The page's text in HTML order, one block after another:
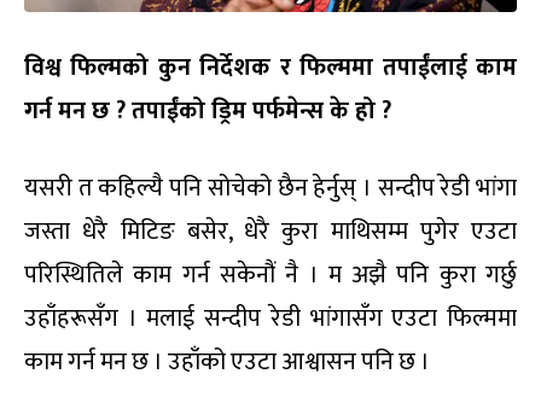
विश्व फिल्मको कुन निर्देशक र फिल्ममा तपाईंलाई काम
गर्न मन छ?तपाईंको ड्रिम पर्फमेन्स के हो?
यसरी त कहिल्यै पनि सोचेको छैन हेर्नुस् । सन्दीप रेडी भांगा
जस्ता धेरै मिटिङ बसेर, धेरै कुरा माथिसम्म पुगेर एउटा
परिस्थितिले काम गर्न सकेनौं नै । म अझै पनि कुरा गर्छु
उहाँहरूसँग । मलाई सन्दीप रेडी भांगासँग एउटा फिल्ममा
काम गर्न मन छ । उहाँको एउटा आश्वासन पनि छ ।